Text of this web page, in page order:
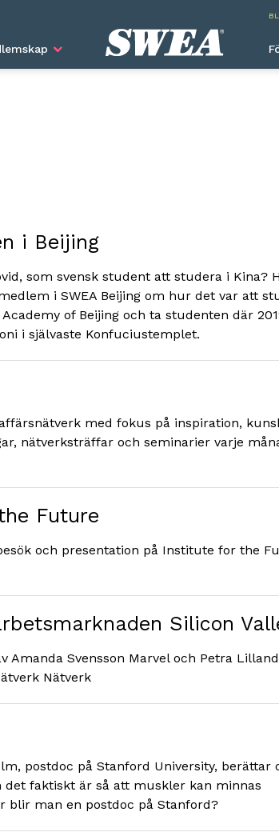
i Beijing
som svensk student att studera i Kina?
i SWEA Beijing om hur det var att
of Beijing och ta studenten där
i självaste Konfuciustemplet.
med fokus på inspiration,
nätverksträffar och seminarier varje
Future
och presentation på Institute for the
Silicon
Amanda Svensson Marvel och Petra
Nätverk
postdoc på Stanford University, berättar
faktiskt är så att muskler kan minnas
blir man en postdoc på Stanford?